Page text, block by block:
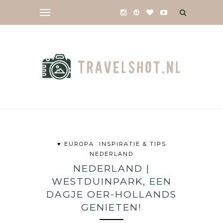
♥ EUROPA
INSPIRATIE & TIPS
NEDERLAND
NEDERLAND |
WESTDUINPARK, EEN
DAGJE OER-HOLLANDS
GENIETEN!